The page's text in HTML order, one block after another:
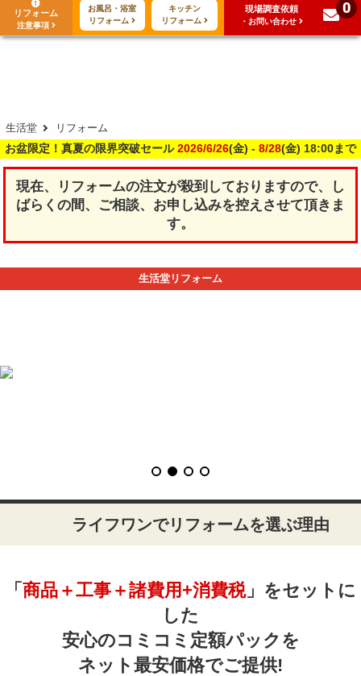
ご利用 288 万･工事実績 万件!
リフォーム
注意事項
お風呂・浴室
リフォーム
キッチン
リフォーム
現場調査依頼
・お問い合わせ
0
生活堂 リフォーム
お盆限定！真夏の限界突破セール2026/6/26(金) - 8/28(金) 18:00まで
現在、リフォームの注文が殺到しておりますので、し
ばらくの間、ご相談、お申し込みを控えさせて頂きま
す。
生活堂リフォーム
ライフワンでリフォームを選ぶ理由
「 商品＋工事＋諸費用+消費税」をセットに
した
安心のコミコミ定額パックを
ネット最安価格でご提供!